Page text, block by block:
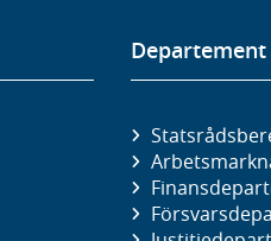
Departement